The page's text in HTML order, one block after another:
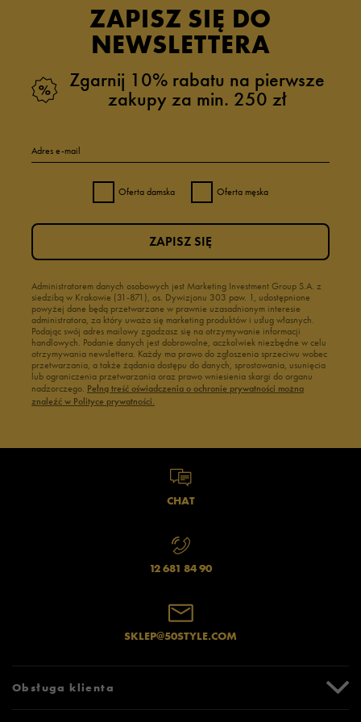
ZAPISZ SIĘ DO
NEWSLETTERA
Zgarnij 10% rabatu na pierwsze
zakupy za min. 250 zł
Adres e-mail
Oferta damska Oferta męska
Administratorem danych osobowych jest Marketing Investment Group S.A. z
siedzibą w Krakowie (31-871), os. Dywizjonu 303 paw. 1, udostępnione
powyżej dane będą przetwarzane w prawnie uzasadnionym interesie
administratora, za który uważa się marketing produktów i usług własnych.
Podając swój adres mailowy zgadzasz się na otrzymywanie informacji
handlowych. Podanie danych jest dobrowolne, aczkolwiek niezbędne w celu
otrzymywania newslettera. Każdy ma prawo do zgłoszenia sprzeciwu wobec
przetwarzania, a także żądania dostępu do danych, sprostowania, usunięcia
lub ograniczenia przetwarzania oraz prawo wniesienia skargi do organu
nadzorczego. Pełną treść oświadczenia o ochronie prywatności można
znaleźć w Polityce prywatności.
ZAPISZ SIĘ
CHAT
12 681 84 90
SKLEP@50STYLE.COM
Obsługa klienta